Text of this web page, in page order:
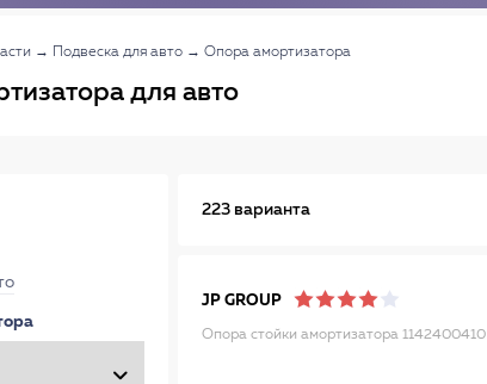
→ Подвеска для авто → Опора амортизатора
для авто
223 варианта
JP GROUP
Опора стойки амортизатора 1142400410